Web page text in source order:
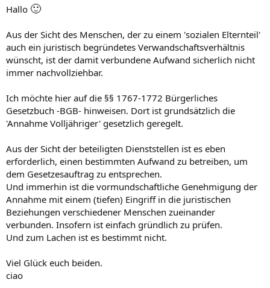
Hallo 🙂
Aus der Sicht des Menschen, der zu einem 'sozialen Elternteil'
auch ein juristisch begründetes Verwandschaftsverhältnis
wünscht, ist der damit verbundene Aufwand sicherlich nicht
immer nachvollziehbar.
Ich möchte hier auf die §§ 1767-1772 Bürgerliches
Gesetzbuch -BGB- hinweisen. Dort ist grundsätzlich die
'Annahme Volljähriger' gesetzlich geregelt.
Aus der Sicht der beteiligten Dienststellen ist es eben
erforderlich, einen bestimmten Aufwand zu betreiben, um
dem Gesetzesauftrag zu entsprechen.
Und immerhin ist die vormundschaftliche Genehmigung der
Annahme mit einem (tiefen) Eingriff in die juristischen
Beziehungen verschiedener Menschen zueinander
verbunden. Insofern ist einfach gründlich zu prüfen.
Und zum Lachen ist es bestimmt nicht.
Viel Glück euch beiden.
ciao